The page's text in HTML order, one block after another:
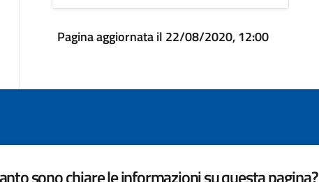
Pagina aggiornata il 22/08/2020, 12:00